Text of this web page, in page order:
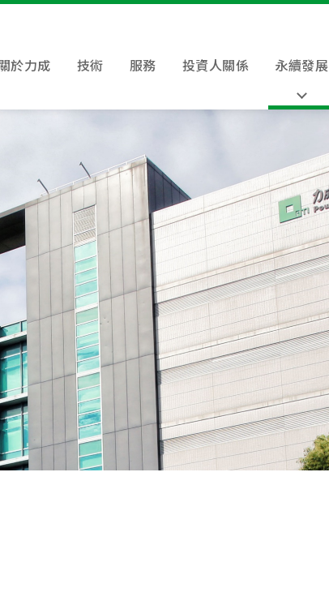
於力成 技術 服務 投資人關係 永續發展